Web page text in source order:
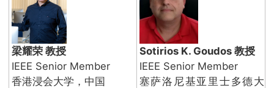
梁耀荣 教授
IEEE Senior Member
香港浸会大学，中国
Sotirios K. Goudos 教授
IEEE Senior Member
塞萨洛尼基亚里士多德大